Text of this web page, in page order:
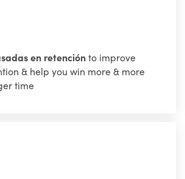
en retenciónto improve
& help you win more & more
time